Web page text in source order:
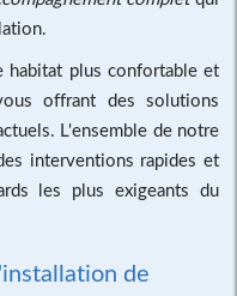
habitat plus confortable et
offrant des solutions
L'ensemble de notre
interventions rapides et
les plus exigeants du
de